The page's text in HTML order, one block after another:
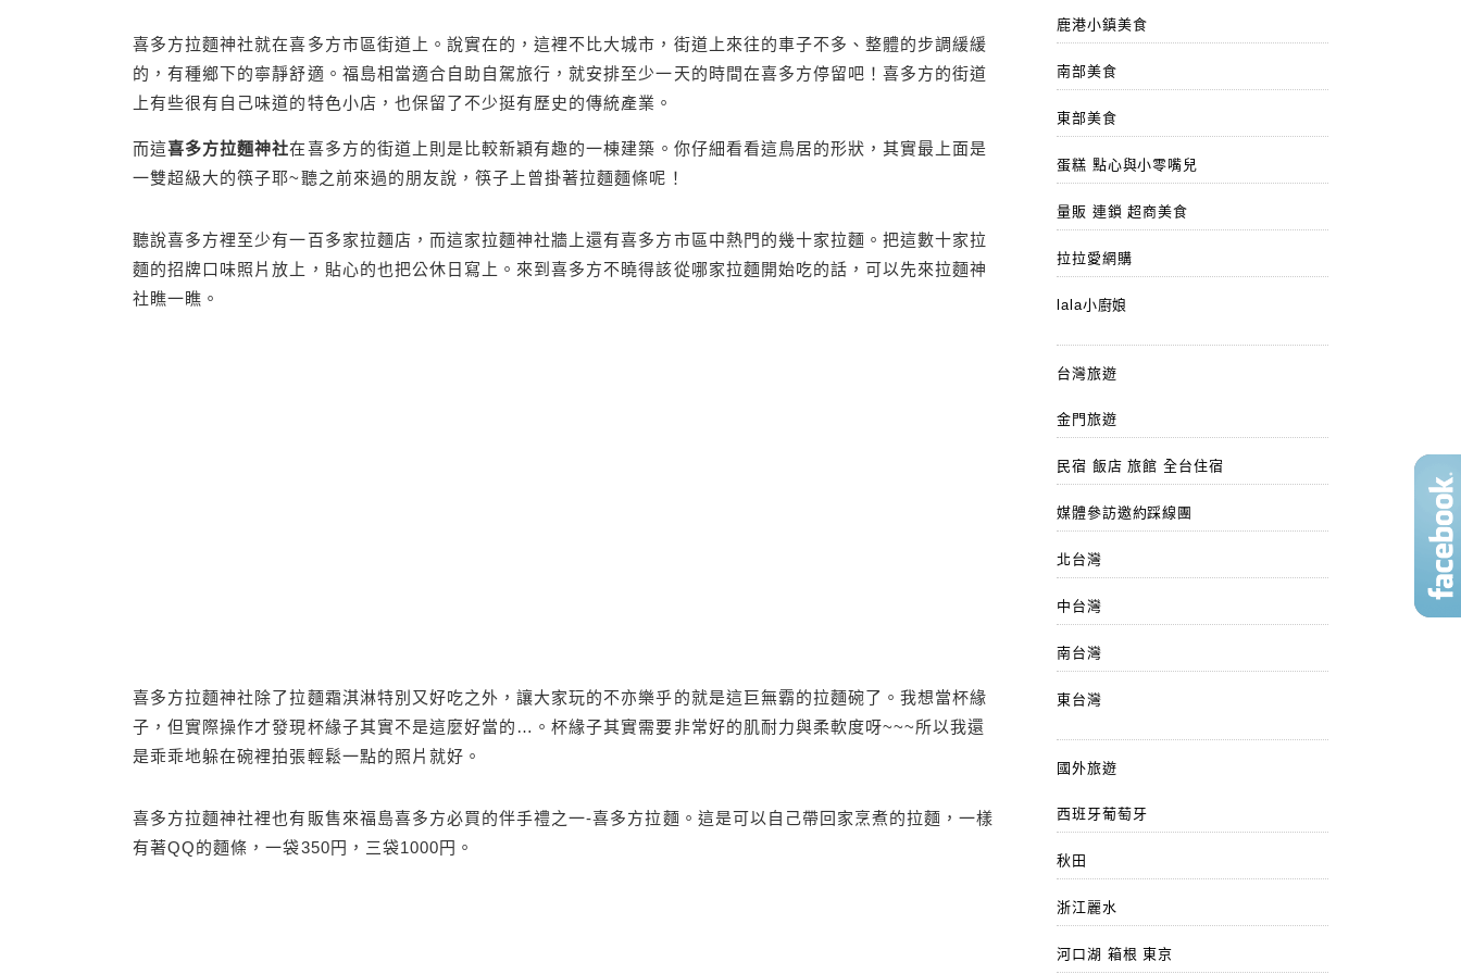
喜多方拉麵神社就在喜多方市區街道上。說實在的，這裡不比大城市，街道上來往的車子不多、整體的步調緩緩
的，有種鄉下的寧靜舒適。福島相當適合自助自駕旅行，就安排至少一天的時間在喜多方停留吧！喜多方的街道
上有些很有自己味道的特色小店，也保留了不少挺有歷史的傳統產業。
而這喜多方拉麵神社在喜多方的街道上則是比較新穎有趣的一棟建築。你仔細看看這鳥居的形狀，其實最上面是
一雙超級大的筷子耶~聽之前來過的朋友說，筷子上曾掛著拉麵麵條呢！
聽說喜多方裡至少有一百多家拉麵店，而這家拉麵神社牆上還有喜多方市區中熱門的幾十家拉麵。把這數十家拉
麵的招牌口味照片放上，貼心的也把公休日寫上。來到喜多方不曉得該從哪家拉麵開始吃的話，可以先來拉麵神
社瞧一瞧。
喜多方拉麵神社除了拉麵霜淇淋特別又好吃之外，讓大家玩的不亦樂乎的就是這巨無霸的拉麵碗了。我想當杯緣
子，但實際操作才發現杯緣子其實不是這麼好當的…。杯緣子其實需要非常好的肌耐力與柔軟度呀~~~所以我還
是乖乖地躲在碗裡拍張輕鬆一點的照片就好。
喜多方拉麵神社裡也有販售來福島喜多方必買的伴手禮之一-喜多方拉麵。這是可以自己帶回家烹煮的拉麵，一樣
有著QQ的麵條，一袋350円，三袋1000円。
鹿港小鎮美食
南部美食
東部美食
蛋糕 點心與小零嘴兒
量販 連鎖 超商美食
拉拉愛網購
lala小廚娘
台灣旅遊
金門旅遊
民宿 飯店 旅館 全台住宿
媒體參訪邀約踩線團
北台灣
中台灣
南台灣
東台灣
國外旅遊
西班牙葡萄牙
秋田
浙江麗水
河口湖 箱根 東京